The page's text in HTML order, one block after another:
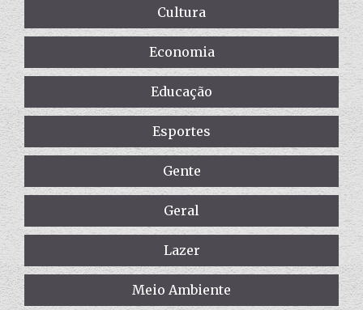
Cultura
Economia
Educação
Esportes
Gente
Geral
Lazer
Meio Ambiente